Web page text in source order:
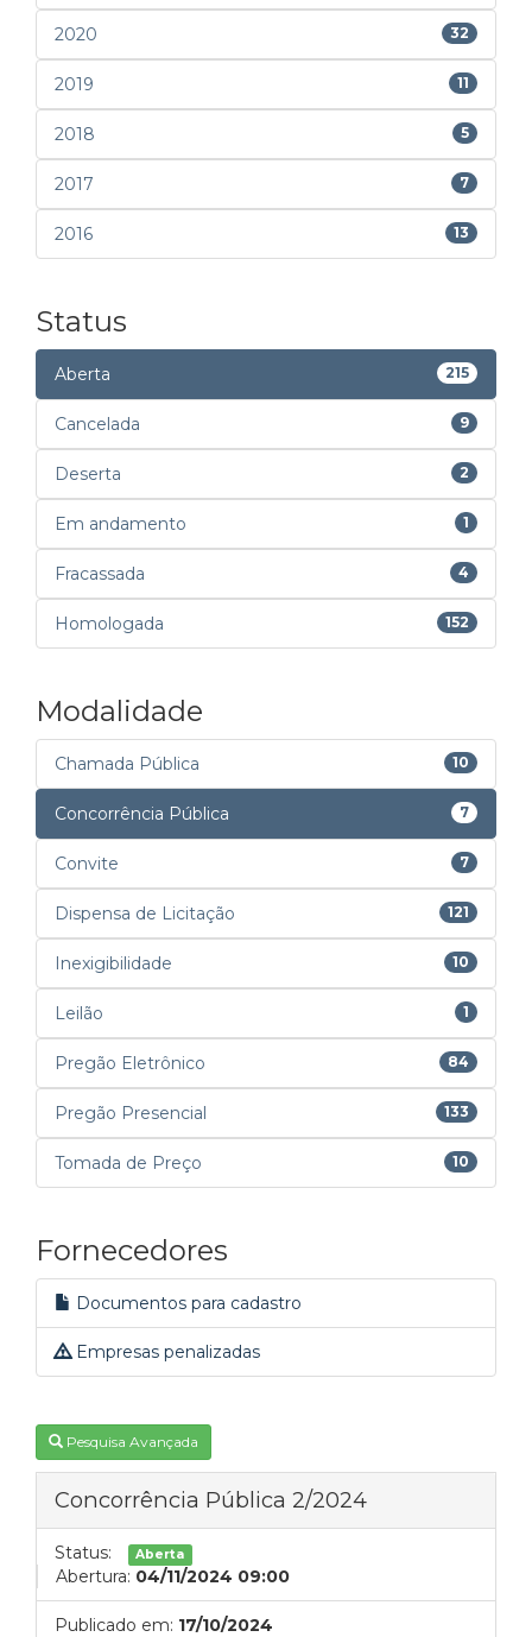
2020 32
2019 11
2018 5
2017 7
2016 13
Status
Aberta 215
Cancelada 9
Deserta 2
Em andamento 1
Fracassada 4
Homologada 152
Modalidade
Chamada Pública 10
Concorrência Pública 7
Convite 7
Dispensa de Licitação 121
Inexigibilidade 10
Leilão 1
Pregão Eletrônico 84
Pregão Presencial 133
Tomada de Preço 10
Fornecedores
Documentos para cadastro
Empresas penalizadas
Pesquisa Avançada
Concorrência Pública 2/2024
Status: Aberta
Abertura: 04/11/2024 09:00
Publicado em: 17/10/2024